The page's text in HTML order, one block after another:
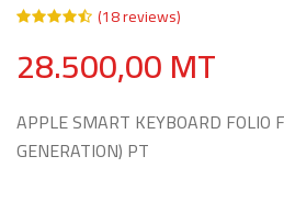
(18 reviews)
28.500,00 MT
APPLE SMART KEYBOARD FOLIO
GENERATION) PT